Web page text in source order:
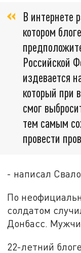
В интернете
котором
Российской
издевается
который при
смог
тем самым
провести
- написал
По
солдатом
Донбасс.
22-летний